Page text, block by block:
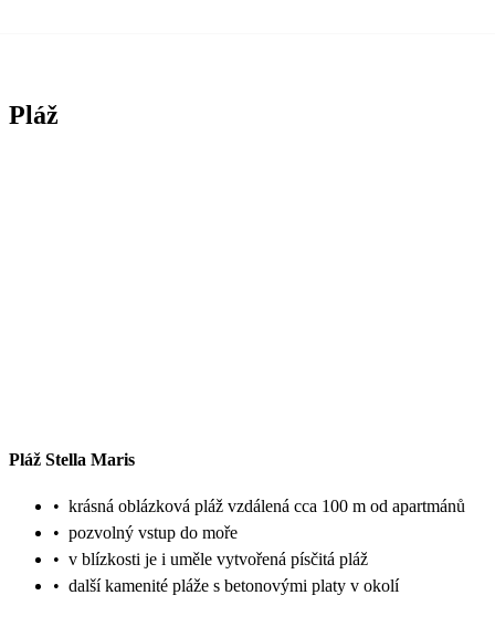
Pláž
Pláž Stella Maris
• krásná oblázková pláž vzdálená cca 100 m od apartmánů
• pozvolný vstup do moře
• v blízkosti je i uměle vytvořená písčitá pláž
• další kamenité pláže s betonovými platy v okolí